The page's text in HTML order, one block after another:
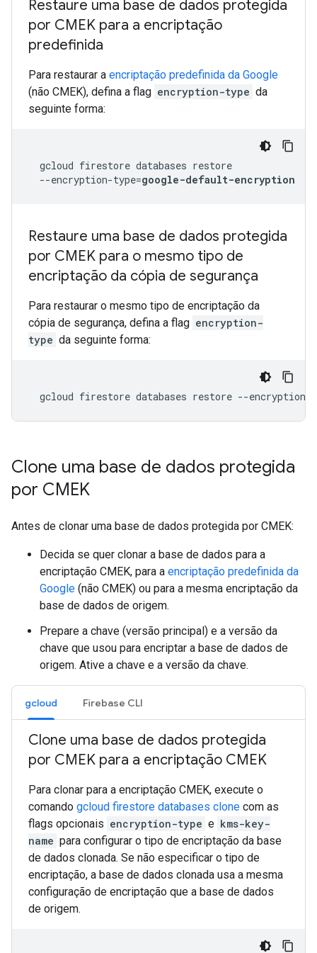
Restaure uma base de dados protegida
por CMEK para a encriptação
predefinida
Para restaurar a encriptação predefinida da Google
(não CMEK), defina a flag encryption-type da
seguinte forma:
gcloud firestore databases
--encryption-type=google-default-encryption
Restaure uma base de dados protegida
por CMEK para o mesmo tipo de
encriptação da cópia de segurança
Para restaurar o mesmo tipo de encriptação da
cópia de segurança, defina a flag encryption-
type da seguinte forma:
gcloud firestore databases restore --encryption-
Clone uma base de dados protegida
por CMEK
Antes de clonar uma base de dados protegida por CMEK:
Decida se quer clonar a base de dados para a
encriptação CMEK, para a encriptação predefinida da
Google (não CMEK) ou para a mesma encriptação da
base de dados de origem.
Prepare a chave (versão principal) e a versão da
chave que usou para encriptar a base de dados de
origem. Ative a chave e a versão da chave.
gcloud Firebase CLI
Clone uma base de dados protegida
por CMEK para a encriptação CMEK
Para clonar para a encriptação CMEK, execute o
comando gcloud firestore databases clone com as
flags opcionais encryption-type e kms-key-
name para configurar o tipo de encriptação da base
de dados clonada. Se não especificar o tipo de
encriptação, a base de dados clonada usa a mesma
configuração de encriptação que a base de dados
de origem.